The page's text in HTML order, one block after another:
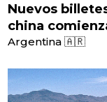
Nuevos
china
Argentina 🇦🇷